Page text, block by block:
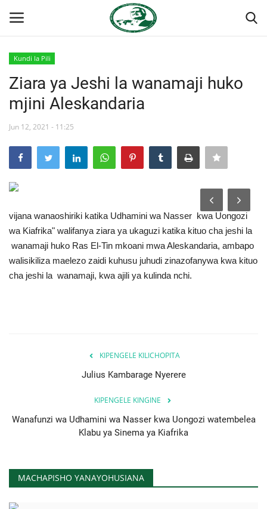
Nyumba
Jukwaa la Nasser la Kimataifa
Misri
Timu yetu
Harakati ya Nasser kwa Vijana
Kanuni na Masharti ya Udhamini wa
Udhamini wa Nasser
Waanzilishi
Kundi la Pili
Ziara ya Jeshi la wanamaji huko
mjini Aleskandaria
Jun 12, 2021 - 11:25
vijana wanaoshiriki katika Udhamini wa Nasser kwa Uongozi
wa Kiafrika" walifanya ziara ya ukaguzi katika kituo cha jeshi la
wanamaji huko Ras El-Tin mkoani mwa Aleskandaria, ambapo
walisikiliza maelezo zaidi kuhusu juhudi zinazofanywa kwa kituo
cha jeshi la wanamaji, kwa ajili ya kulinda nchi.
KIPENGELE KILICHOPITA
Julius Kambarage Nyerere
KIPENGELE KINGINE
Wanafunzi wa Udhamini wa Nasser kwa Uongozi watembelea
Klabu ya Sinema ya Kiafrika
MACHAPISHO YANAYOHUSIANA